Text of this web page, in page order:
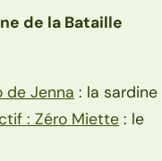
de la Bataille
de Jenna : la sardine
: Zéro Miette : le